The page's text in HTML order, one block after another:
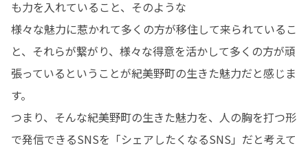
も力を入れていること、そのような
様々な魅力に惹かれて多くの方が移住して来られているこ
と、それらが繋がり、様々な得意を活かして多くの方が頑
張っているということが紀美野町の生きた魅力だと感じま
す。
つまり、そんな紀美野町の生きた魅力を、人の胸を打つ形
で発信できるSNSを「シェアしたくなるSNS」だと考えて